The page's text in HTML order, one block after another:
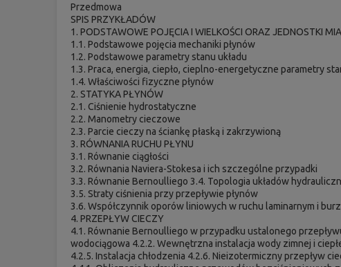
Przedmowa
SPIS PRZYKŁADÓW
1. PODSTAWOWE POJĘCIA I WIELKOŚCI ORAZ JEDNOSTKI
1.1. Podstawowe pojęcia mechaniki płynów
1.2. Podstawowe parametry stanu układu
1.3. Praca, energia, ciepło, cieplno-energetyczne parametry
1.4. Właściwości fizyczne płynów
2. STATYKA PŁYNÓW
2.1. Ciśnienie hydrostatyczne
2.2. Manometry cieczowe
2.3. Parcie cieczy na ściankę płaską i zakrzywioną
3. RÓWNANIA RUCHU PŁYNU
3.1. Równanie ciągłości
3.2. Równania Naviera-Stokesa i ich szczególne przypadki
3.3. Równanie Bernoulliego 3.4. Topologia układów
3.5. Straty ciśnienia przy przepływie płynów
3.6. Współczynnik oporów liniowych w ruchu laminarnym i
4. PRZEPŁYW CIECZY
4.1. Równanie Bernoulliego w przypadku ustalonego
wodociągowa 4.2.2. Wewnętrzna instalacja wody zimnej i
4.2.5. Instalacja chłodzenia 4.2.6. Nieizotermiczny przepływ